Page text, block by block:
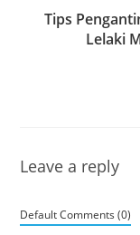
Tips
Lelaki
Leave a reply
Default Comments (0)